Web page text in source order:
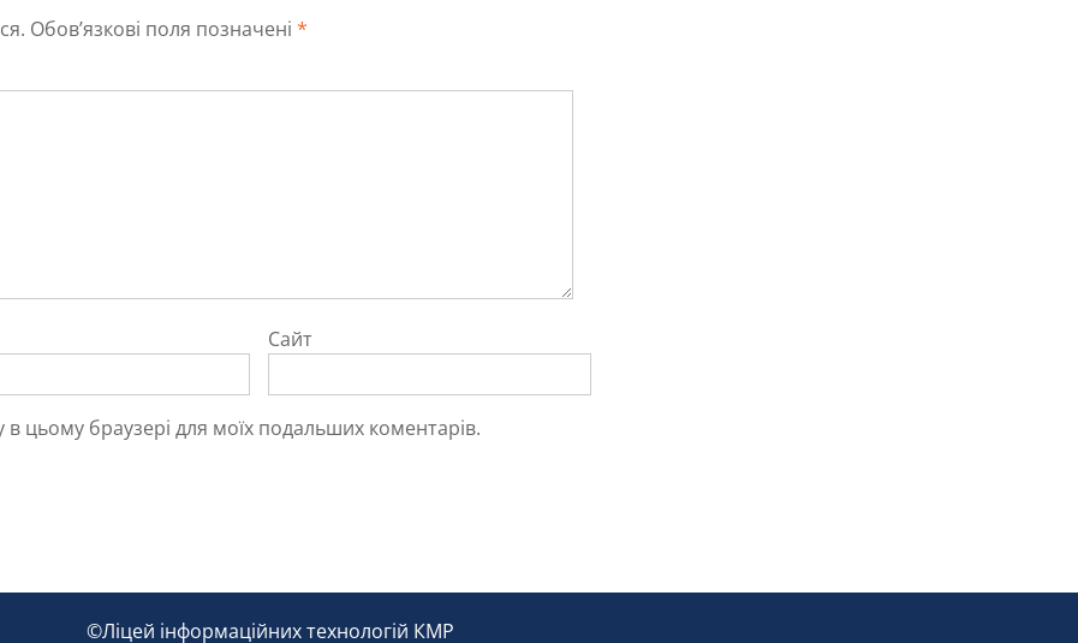
Обов’язкові поля позначені *
Сайт
цьому браузері для моїх подальших коментарів.
©Ліцей інформаційних технологій КМР